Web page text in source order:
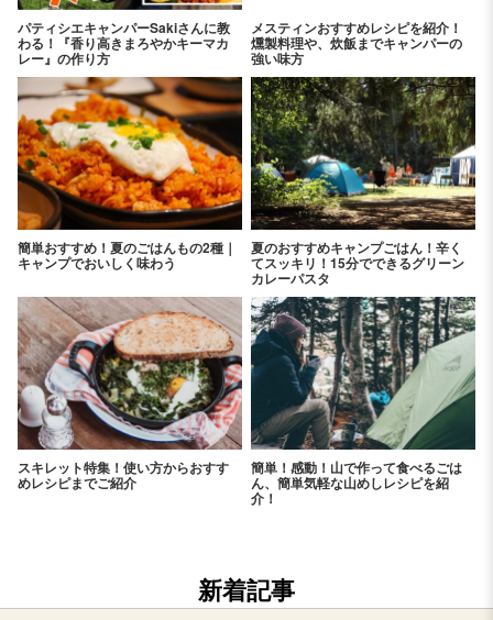
パティシエキャンパーSakiさんに教
わる！『香り高きまろやかキーマカ
レー』の作り方
メスティンおすすめレシピを紹介！
燻製料理や、炊飯までキャンパーの
強い味方
簡単おすすめ！夏のごはんもの2種｜
キャンプでおいしく味わう
夏のおすすめキャンプごはん！辛く
てスッキリ！15分でできるグリーン
カレーパスタ
スキレット特集！使い方からおすす
めレシピまでご紹介
簡単！感動！山で作って食べるごは
ん、簡単気軽な山めしレシピを紹
介！
新着記事